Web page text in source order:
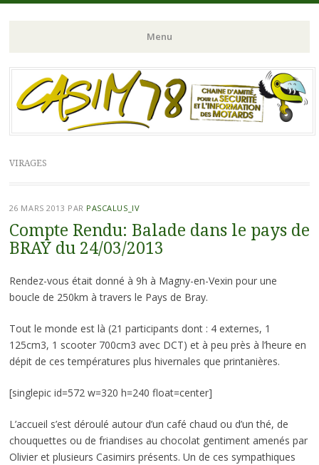
Menu
Aller
au
contenu
VIRAGES
26 MARS 2013 PAR PASCALUS_IV
Compte Rendu: Balade dans le pays de
BRAY du 24/03/2013
Rendez-vous était donné à 9h à Magny-en-Vexin pour une
boucle de 250km à travers le Pays de Bray.
Tout le monde est là (21 participants dont : 4 externes, 1
125cm3, 1 scooter 700cm3 avec DCT) et à peu près à l’heure en
dépit de ces températures plus hivernales que printanières.
[singlepic id=572 w=320 h=240 float=center]
L’accueil s’est déroulé autour d’un café chaud ou d’un thé, de
chouquettes ou de friandises au chocolat gentiment amenés par
Olivier et plusieurs Casimirs présents. Un de ces sympathiques